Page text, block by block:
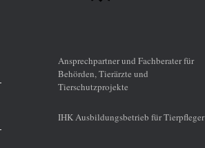
Ansprechpartner und Fachberater für
Behörden, Tierärzte und
Tierschutzprojekte
IHK Ausbildungsbetrieb für Tierpfleger